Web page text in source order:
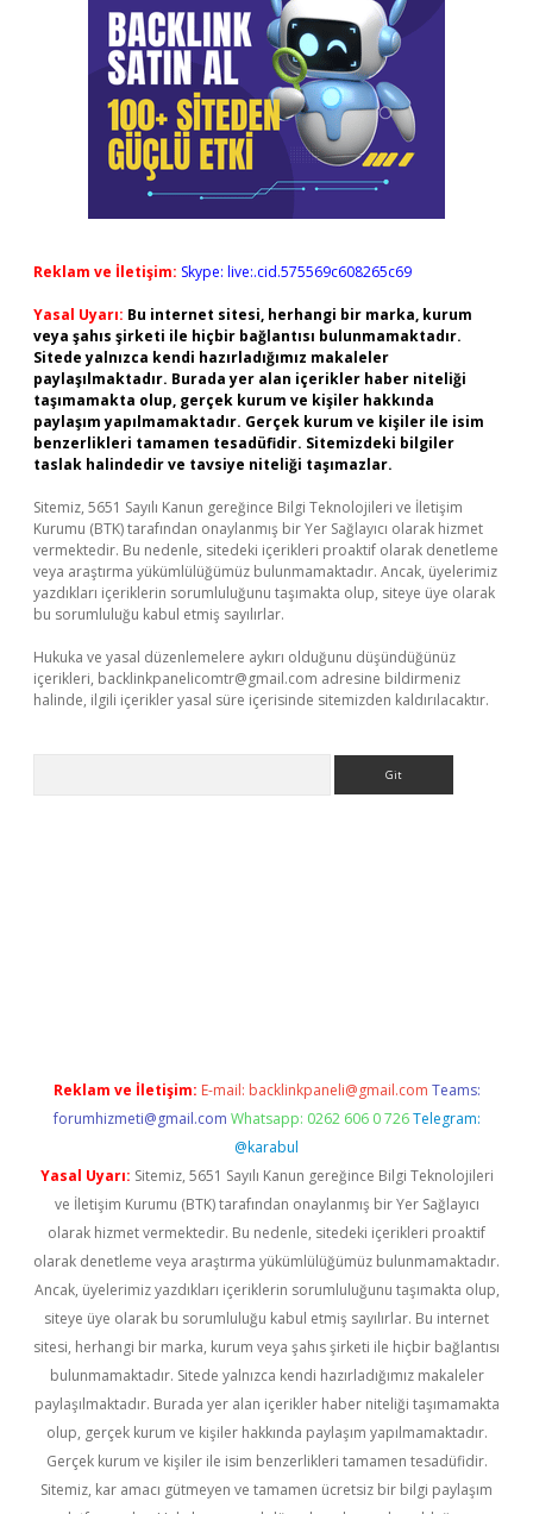
Reklam ve İletişim: Skype: live:.cid.575569c608265c69
Yasal Uyarı: Bu internet sitesi, herhangi bir marka, kurum
veya şahıs şirketi ile hiçbir bağlantısı bulunmamaktadır.
Sitede yalnızca kendi hazırladığımız makaleler
paylaşılmaktadır. Burada yer alan içerikler haber niteliği
taşımamakta olup, gerçek kurum ve kişiler hakkında
paylaşım yapılmamaktadır. Gerçek kurum ve kişiler ile isim
benzerlikleri tamamen tesadüfidir. Sitemizdeki bilgiler
taslak halindedir ve tavsiye niteliği taşımazlar.
Sitemiz, 5651 Sayılı Kanun gereğince Bilgi Teknolojileri ve İletişim
Kurumu (BTK) tarafından onaylanmış bir Yer Sağlayıcı olarak hizmet
vermektedir. Bu nedenle, sitedeki içerikleri proaktif olarak denetleme
veya araştırma yükümlülüğümüz bulunmamaktadır. Ancak, üyelerimiz
yazdıkları içeriklerin sorumluluğunu taşımakta olup, siteye üye olarak
bu sorumluluğu kabul etmiş sayılırlar.
Hukuka ve yasal düzenlemelere aykırı olduğunu düşündüğünüz
içerikleri, backlinkpanelicomtr@gmail.com adresine bildirmeniz
halinde, ilgili içerikler yasal süre içerisinde sitemizden kaldırılacaktır.
Reklam ve İletişim: E-mail: backlinkpaneli@gmail.com Teams:
forumhizmeti@gmail.com Whatsapp: 0262 606 0 726 Telegram:
@karabul
Yasal Uyarı: Sitemiz, 5651 Sayılı Kanun gereğince Bilgi Teknolojileri
ve İletişim Kurumu (BTK) tarafından onaylanmış bir Yer Sağlayıcı
olarak hizmet vermektedir. Bu nedenle, sitedeki içerikleri proaktif
olarak denetleme veya araştırma yükümlülüğümüz bulunmamaktadır.
Ancak, üyelerimiz yazdıkları içeriklerin sorumluluğunu taşımakta olup,
siteye üye olarak bu sorumluluğu kabul etmiş sayılırlar. Bu internet
sitesi, herhangi bir marka, kurum veya şahıs şirketi ile hiçbir bağlantısı
bulunmamaktadır. Sitede yalnızca kendi hazırladığımız makaleler
paylaşılmaktadır. Burada yer alan içerikler haber niteliği taşımamakta
olup, gerçek kurum ve kişiler hakkında paylaşım yapılmamaktadır.
Gerçek kurum ve kişiler ile isim benzerlikleri tamamen tesadüfidir.
Sitemiz, kar amacı gütmeyen ve tamamen ücretsiz bir bilgi paylaşım